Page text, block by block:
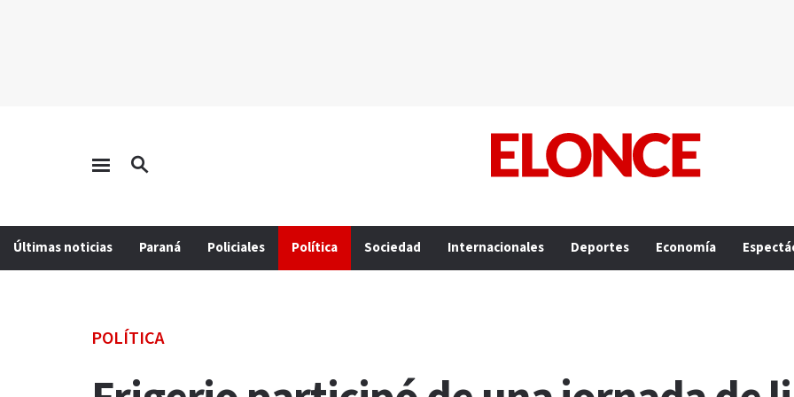
Últimas noticias Paraná Policiales Política Sociedad Internacionales Deportes Economía
POLÍTICA